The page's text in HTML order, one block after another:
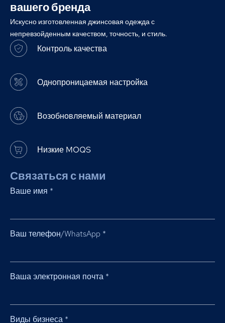
вашего бренда
Искусно изготовленная джинсовая одежда с
непревзойденным качеством, точность, и стиль.
Контроль качества
Однопроницаемая настройка
Возобновляемый материал
Низкие MOQS
Связаться с нами
Ваше имя *
Ваш телефон/WhatsApp *
Ваша электронная почта *
Виды бизнеса *